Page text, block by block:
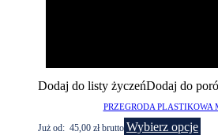
Dodaj do listy życzeńDodaj do
PRZEGRODA PLASTIKOWA
Już od: 45,00 złbrutto Wybierz opcje